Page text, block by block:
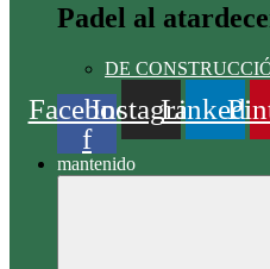
Padel al
DE
Facebook
f
InstagramLinkedin
mantenido